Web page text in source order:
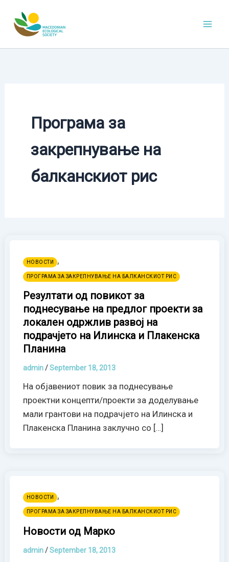
content
Програма за
закрепнување на
балканскиот рис
НОВОСТИ ,
ПРОГРАМА ЗА ЗАКРЕПНУВАЊЕ НА БАЛКАНСКИОТ РИС
Резултати од повикот за
поднесување на предлог проекти за
локален одржлив развој на
подрачјето на Илинска и Плакенска
Планина
admin/September 18, 2013
На објавениот повик за поднесување
проектни концепти/проекти за доделување
мали грантови на подрачјето на Илинска и
Плакенска Планина заклучно со […]
НОВОСТИ ,
ПРОГРАМА ЗА ЗАКРЕПНУВАЊЕ НА БАЛКАНСКИОТ РИС
Новости од Марко
admin/September 18, 2013